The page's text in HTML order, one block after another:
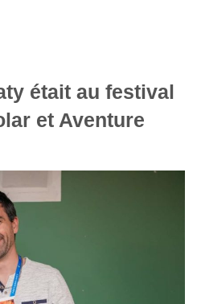
était au festival
et Aventure